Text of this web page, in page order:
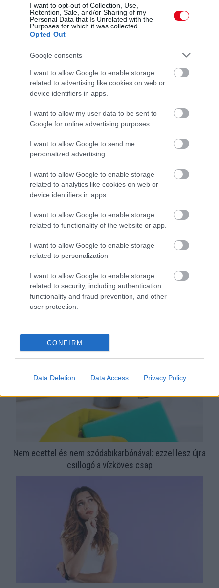
I want to opt-out of Collection, Use,
Retention, Sale, and/or Sharing of my
Personal Data that Is Unrelated with the
Purposes for which it was collected.
Opted Out
Google consents
I want to allow Google to enable storage
related to advertising like cookies on web or
device identifiers in apps.
I want to allow my user data to be sent to
Google for online advertising purposes.
I want to allow Google to send me
personalized advertising.
I want to allow Google to enable storage
related to analytics like cookies on web or
device identifiers in apps.
I want to allow Google to enable storage
related to functionality of the website or app.
I want to allow Google to enable storage
related to personalization.
I want to allow Google to enable storage
related to security, including authentication
functionality and fraud prevention, and other
user protection.
CONFIRM
Data Deletion Data Access Privacy Policy
Ha ezt érzed evés után, a szervezeted fontos dologra
próbál figyelmeztetni
Orvos figyelmeztet: ezt az apró reggeli tünetet ne
söpörd a szőnyeg alá
Ezért párásodik be állandóan az ablak – egyszerűbb a
Nem ecettel és nem szódabikarbónával: ezzel lesz újra
csillogó a vízköves csap